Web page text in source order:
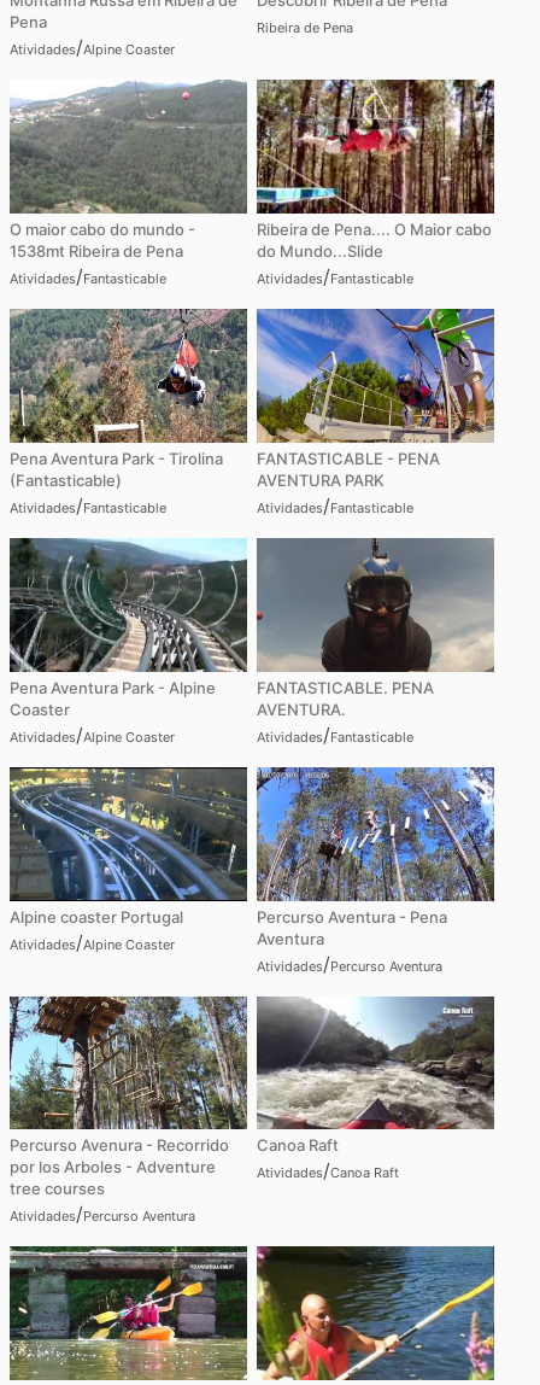
Pena
Atividades/Alpine Coaster
Ribeira de Pena
O maior cabo do mundo -
1538mt Ribeira de Pena
Atividades/Fantasticable
Ribeira de Pena.... O Maior cabo
do Mundo...Slide
Atividades/Fantasticable
Pena Aventura Park - Tirolina
(Fantasticable)
Atividades/Fantasticable
FANTASTICABLE - PENA
AVENTURA PARK
Atividades/Fantasticable
Pena Aventura Park - Alpine
Coaster
Atividades/Alpine Coaster
FANTASTICABLE. PENA
AVENTURA.
Atividades/Fantasticable
Alpine coaster Portugal
Atividades/Alpine Coaster
Percurso Aventura - Pena
Aventura
Atividades/Percurso Aventura
Percurso Avenura - Recorrido
por los Arboles - Adventure
tree courses
Atividades/Percurso Aventura
Canoa Raft
Atividades/Canoa Raft